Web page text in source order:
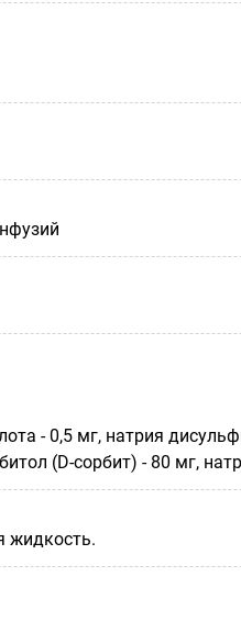
- 0,5 мг, натрия
(D-сорбит) - 80 мг,
жидкость.